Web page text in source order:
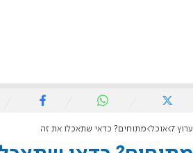
ערוץ 7 אוכל מתוחים? כדאי שתאכלו את זה